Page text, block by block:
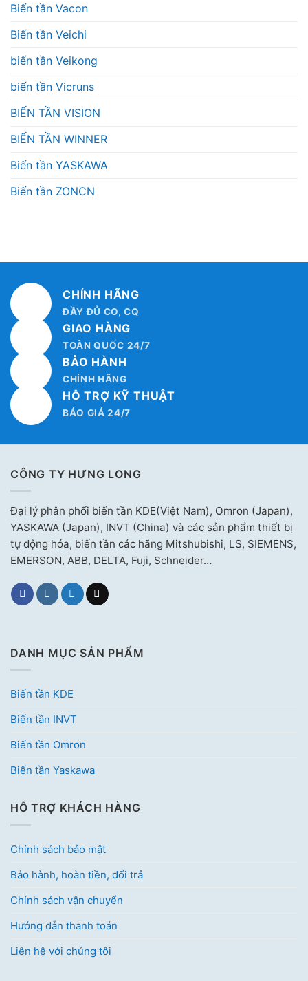
Biến tần Vacon
Biến tần Veichi
biến tần Veikong
biến tần Vicruns
BIẾN TẦN VISION
BIẾN TẦN WINNER
Biến tần YASKAWA
Biến tần ZONCN
CHÍNH HÃNG
ĐẦY ĐỦ CO, CQ
GIAO HÀNG
TOÀN QUỐC 24/7
BẢO HÀNH
CHÍNH HÃNG
HỖ TRỢ KỸ THUẬT
BÁO GIÁ 24/7
CÔNG TY HƯNG LONG
Đại lý phân phối biến tần KDE(Việt Nam), Omron (Japan),
YASKAWA (Japan), INVT (China) và các sản phẩm thiết bị
tự động hóa, biến tần các hãng Mitshubishi, LS, SIEMENS,
EMERSON, ABB, DELTA, Fuji, Schneider…
DANH MỤC SẢN PHẨM
Biến tần KDE
Biến tần INVT
Biến tần Omron
Biến tần Yaskawa
HỖ TRỢ KHÁCH HÀNG
Chính sách bảo mật
Bảo hành, hoàn tiền, đổi trả
Chính sách vận chuyển
Hướng dẫn thanh toán
Liên hệ với chúng tôi